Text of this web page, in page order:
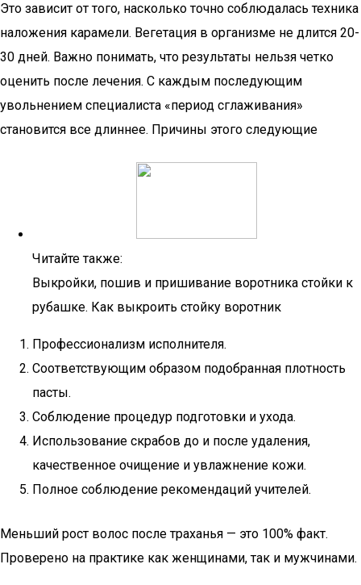
Это зависит от того, насколько точно соблюдалась техника
наложения карамели. Вегетация в организме не длится 20-
30 дней. Важно понимать, что результаты нельзя четко
оценить после лечения. С каждым последующим
увольнением специалиста «период сглаживания»
становится все длиннее. Причины этого следующие
Читайте также:
Выкройки, пошив и пришивание воротника стойки к
рубашке. Как выкроить стойку воротник
Профессионализм исполнителя.
Соответствующим образом подобранная плотность
пасты.
Соблюдение процедур подготовки и ухода.
Использование скрабов до и после удаления,
качественное очищение и увлажнение кожи.
Полное соблюдение рекомендаций учителей.
Меньший рост волос после траханья — это 100% факт.
Проверено на практике как женщинами, так и мужчинами.